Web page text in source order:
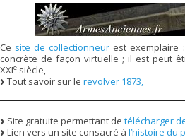
Ce site de collectionneur est exemplaire
concrète de façon virtuelle ; il est peut
XXIe siècle,
Tout savoir sur le revolver 1873,
Site gratuite permettant de télécharger
Lien vers un site consacré à l’histoire du